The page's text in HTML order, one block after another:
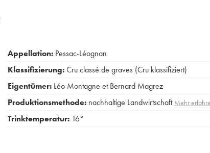
Appellation: Pessac-Léognan
Klassifizierung:Cru classé de graves (Cru klassifiziert)
Eigentümer: Léo Montagne et Bernard Magrez
Produktionsmethode: nachhaltige Landwirtschaft Mehr
Trinktemperatur: 16°